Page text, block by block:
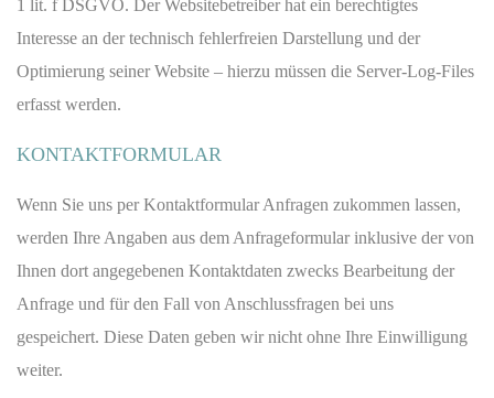
1 lit. f DSGVO. Der Websitebetreiber hat ein berechtigtes
Interesse an der technisch fehlerfreien Darstellung und der
Optimierung seiner Website – hierzu müssen die Server-Log-Files
erfasst werden.
KONTAKTFORMULAR
Wenn Sie uns per Kontaktformular Anfragen zukommen lassen,
werden Ihre Angaben aus dem Anfrageformular inklusive der von
Ihnen dort angegebenen Kontaktdaten zwecks Bearbeitung der
Anfrage und für den Fall von Anschlussfragen bei uns
gespeichert. Diese Daten geben wir nicht ohne Ihre Einwilligung
weiter.